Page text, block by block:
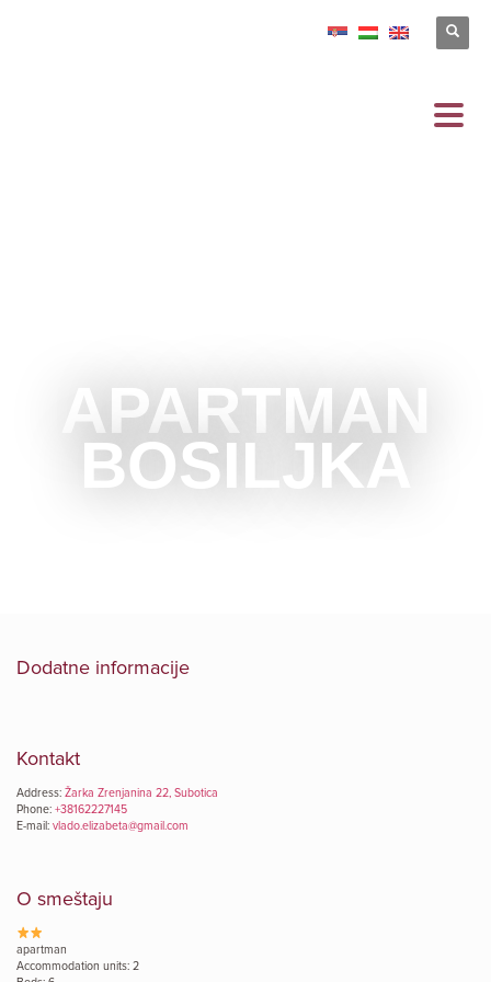
APARTMAN
BOSILJKA
Dodatne informacije
Kontakt
Address: Žarka Zrenjanina 22, Subotica
Phone: +38162227145
E-mail: vlado.elizabeta@gmail.com
O smeštaju
apartman
Accommodation units: 2